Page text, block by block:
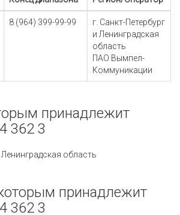
8 (964) 399-99-99
г. Санкт-Петербург
и Ленинградская
область
ПАО Вымпел-
Коммуникации
принадлежит
362 3
Ленинградская область
принадлежит
362 3